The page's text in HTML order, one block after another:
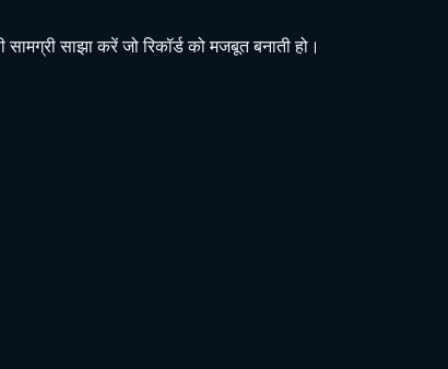
साझा करें जो रिकॉर्ड को मजबूत बनाती हो।